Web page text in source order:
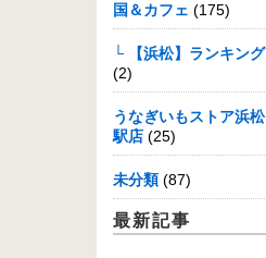
国＆カフェ (175)
└ 【浜松】ランキング
(2)
うなぎいもストア浜松
駅店 (25)
未分類 (87)
最新記事